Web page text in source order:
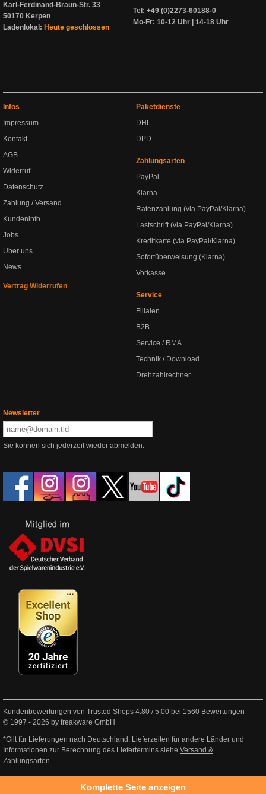
Karl-Ferdinand-Braun-Str. 33
50170 Kerpen
Ladenlokal: Heute geschlossen
Tel: +49 (0)2273-60188-0
Mo-Fr: 10-12 Uhr | 14-18 Uhr
Infos
Impressum
Kontakt
AGB
Widerruf
Datenschutz
Zahlung / Versand
Kundeninfo
Jobs
Über uns
News
Vertrag Widerrufen
Paketdienste
DHL
DPD
Zahlungsarten
PayPal
Klarna
Ratenzahlung (via PayPal/Klarna)
Lastschrift (via PayPal/Klarna)
Kreditkarte (via PayPal/Klarna)
Sofortüberweisung (Klarna)
Vorkasse
Service
Filialen
B2B
Service / RMA
Technik / Download
Drehzahlrechner
Newsletter
Sie können sich jederzeit wieder abmelden.
Kundenbewertungen von Trusted Shops 4.80 /5.00 bei 1560 Bewertungen
© 1997 - 2026 by freakware GmbH
*Gilt für Lieferungen nach Deutschland. Lieferzeiten für andere Länder und
Informationen zur Berechnung des Liefertermins siehe Versand &
Zahlungsarten.
Komplette Seite anzeigen